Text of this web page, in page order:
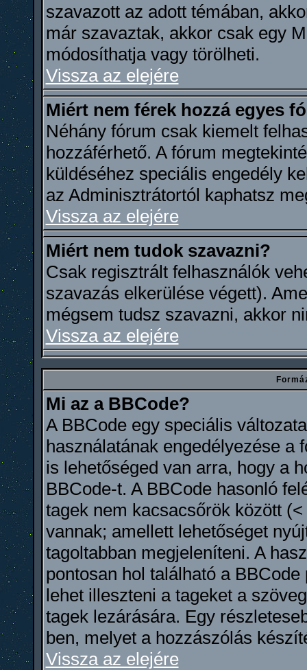
szavazott az adott témában,
már szavaztak, akkor csak egy
módosíthatja vagy törölheti.
Vissza az elejére
Miért nem férek hozzá egyes
Néhány fórum csak kiemelt
hozzáférhető. A fórum
küldéséhez speciális engedély
az Adminisztrátortól kaphatsz
Vissza az elejére
Miért nem tudok szavazni?
Csak regisztrált felhasználók
szavazás elkerülése végett).
mégsem tudsz szavazni, akkor
Vissza az elejére
Mi az a BBCode?
A BBCode egy speciális
használatának engedélyezése a
is lehetőséged van arra, hogy a
BBCode-t. A BBCode hasonló
tagek nem kacsacsőrök között
vannak; amellett lehetőséget
tagoltabban megjeleníteni. A
pontosan hol található a
lehet illeszteni a tageket a
tagek lezárására. Egy
ben, melyet a hozzászólás
Vissza az elejére